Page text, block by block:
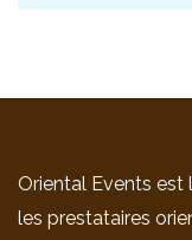
Oriental Events est
les prestataires